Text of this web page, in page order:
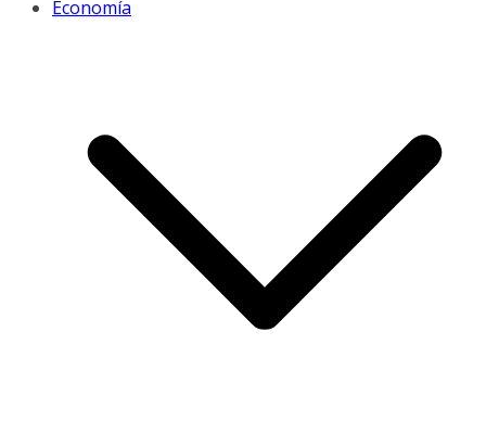
Economía